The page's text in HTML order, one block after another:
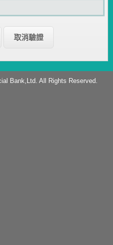
Bank,Ltd. All Rights Reserved.